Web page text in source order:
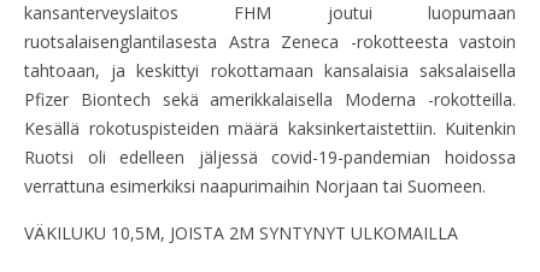
kansanterveyslaitos FHM joutui luopumaan
ruotsalaisenglantilasesta Astra Zeneca -rokotteesta vastoin
tahtoaan, ja keskittyi rokottamaan kansalaisia saksalaisella
Pfizer Biontech sekä amerikkalaisella Moderna -rokotteilla.
Kesällä rokotuspisteiden määrä kaksinkertaistettiin. Kuitenkin
Ruotsi oli edelleen jäljessä covid-19-pandemian hoidossa
verrattuna esimerkiksi naapurimaihin Norjaan tai Suomeen.
VÄKILUKU 10,5M, JOISTA 2M SYNTYNYT ULKOMAILLA